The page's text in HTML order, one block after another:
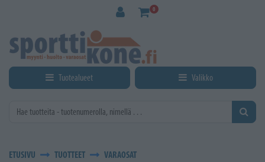
0
Tuotealueet Valikko
ETUSIVU TUOTTEET
VARAOSAT